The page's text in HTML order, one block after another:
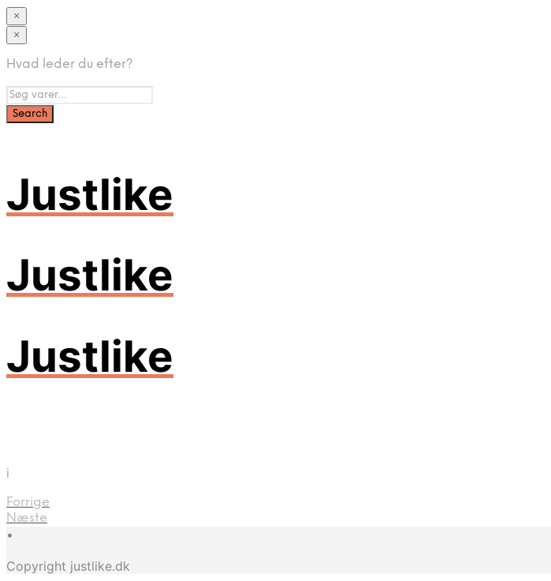
×
×
Hvad leder du efter?
Justlike
Justlike
Justlike
i
Forrige
Næste
•
Copyright justlike.dk